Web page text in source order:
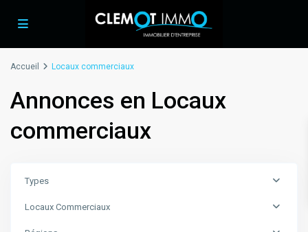
Accueil Locaux commerciaux
Annonces en Locaux
commerciaux
Types
Locaux Commerciaux